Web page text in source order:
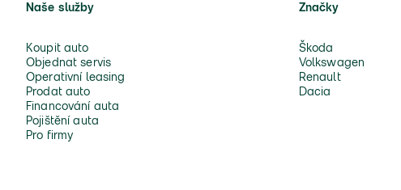
Naše služby
Koupit auto
Objednat servis
Operativní leasing
Prodat auto
Financování auta
Pojištění auta
Pro firmy
Značky
Škoda
Volkswagen
Renault
Dacia